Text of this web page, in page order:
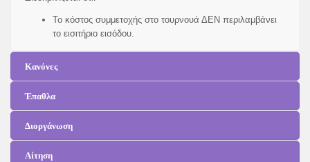
Το κόστος συμμετοχής στο τουρνουά ΔΕΝ περιλαμβάνει
το εισιτήριο εισόδου.
Κανόνες
Έπαθλα
Διοργάνωση
Αίτηση